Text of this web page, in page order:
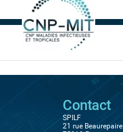
Contact
SPILF
21 rue Beaurepaire